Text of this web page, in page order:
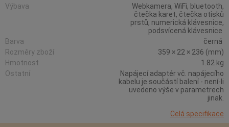
Výbava
Webkamera, WiFi, bluetooth,
čtečka karet, čtečka otisků
prstů, numerická klávesnice,
podsvícená klávesnice
Barva
černá
Rozměry zboží
359 × 22 × 236 (mm)
Hmotnost
1.82 kg
Ostatní
Napájecí adaptér vč. napájecího
kabelu je součástí balení - není-li
uvedeno výše v parametrech
jinak.
Celá specifikace